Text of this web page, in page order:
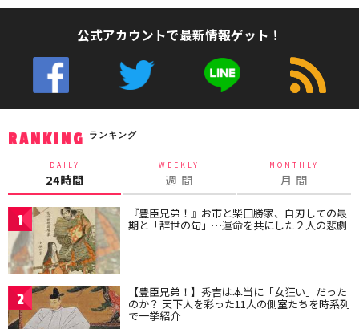
公式アカウントで最新情報ゲット！
RANKING ランキング
DAILY
24時間
WEEKLY
週 間
MONTHLY
月 間
1 『豊臣兄弟！』お市と柴田勝家、自刃しての最
期と「辞世の句」…運命を共にした２人の悲劇
2 【豊臣兄弟！】秀吉は本当に「女狂い」だった
のか？ 天下人を彩った11人の側室たちを時系列
で一挙紹介